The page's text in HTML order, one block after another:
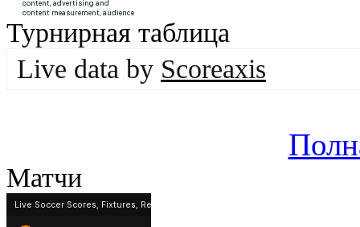
Турнирная таблица
Live data by Scoreaxis
Матчи